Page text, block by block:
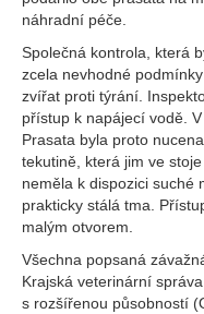
náhradní péče.
Společná kontrola, která
zcela nevhodné
zvířat proti týrání.
přístup k napájecí vodě.
Prasata byla proto
tekutině, která jim ve
neměla k dispozici suché
prakticky stálá tma.
malým otvorem.
Všechna popsaná
Krajská veterinární
s rozšířenou působností